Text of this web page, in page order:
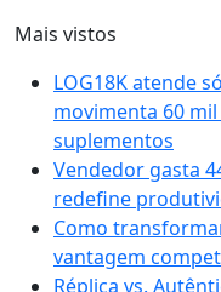
Mais vistos
LOG18K atende
movimenta 60
suplementos
Vendedor gasta
redefine
Como
vantagem
Réplica vs.